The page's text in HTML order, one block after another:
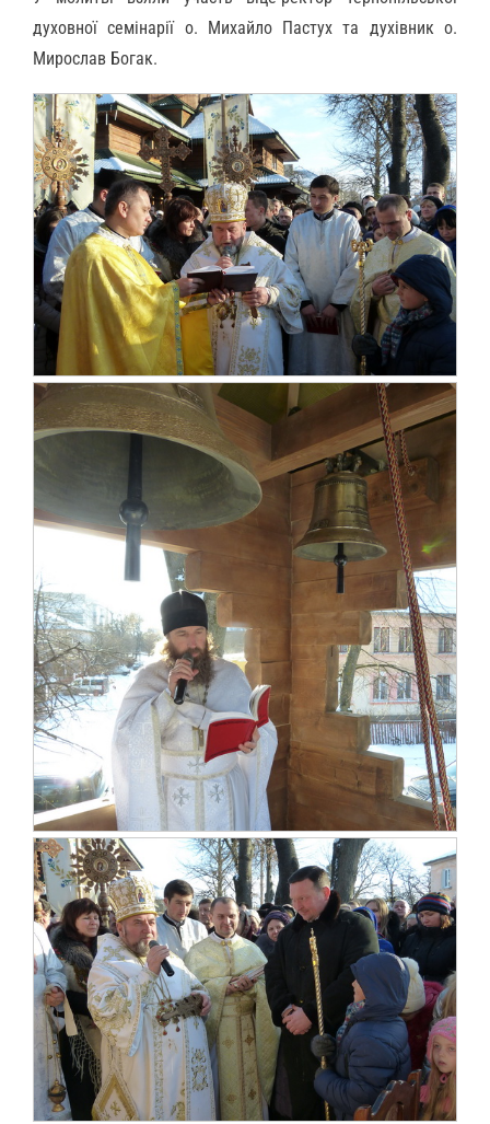
духовної семінарії о. Михайло Пастух та духівник о.
Мирослав Богак.